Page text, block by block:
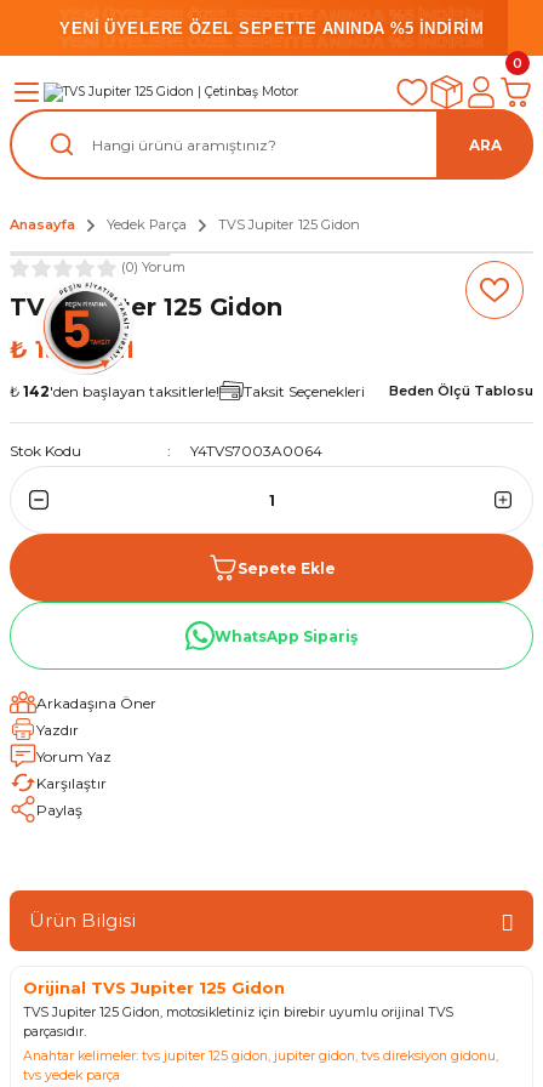
YENİ ÜYELERE ÖZEL SEPETTE ANINDA %5 İNDİRİM
YENİ ÜYELERE ÖZEL SEPETTE ANINDA %5 İNDİRİM
YENİ ÜYELERE ÖZEL SEPETTE ANINDA %5 İNDİRİM
ARA
0
Anasayfa Yedek Parça TVS Jupiter 125 Gidon
(0) Yorum
TVS Jupiter 125 Gidon
₺ 1.040,21
₺ 142'den başlayan taksitlerle! Taksit Seçenekleri Beden Ölçü Tablosu
Stok Kodu Y4TVS7003A0064
Sepete Ekle
WhatsApp Sipariş
Arkadaşına Öner
Yazdır
Yorum Yaz
Karşılaştır
Paylaş
Ürün Bilgisi
Orijinal TVS Jupiter 125 Gidon
TVS Jupiter 125 Gidon, motosikletiniz için birebir uyumlu orijinal TVS
parçasıdır.
Anahtar kelimeler: tvs jupiter 125 gidon, jupiter gidon, tvs direksiyon gidonu,
tvs yedek parça